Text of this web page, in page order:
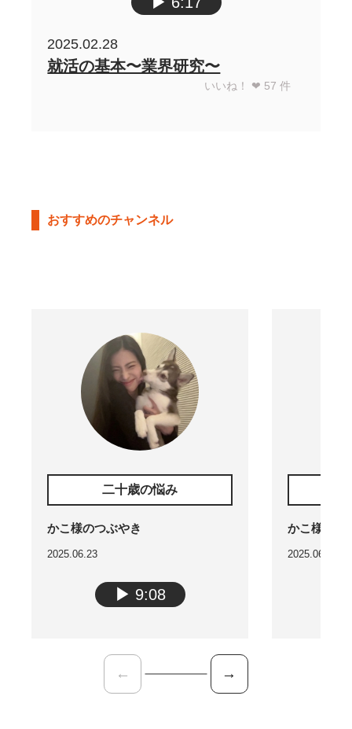
2025.02.28
就活の基本〜業界研究〜
いいね！ ❤︎ 57 件
おすすめのチャンネル
二十歳の悩み
かこ様のつぶやき
2025.06.23
▶︎ 9:08
かこ様のつ
2025.06.23
← →